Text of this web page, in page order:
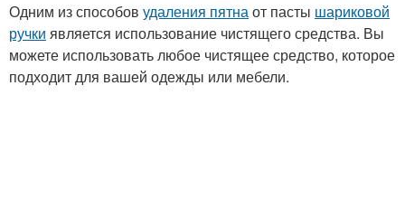
Одним из способов удаления пятнаот пасты шариковой
ручки является использование чистящего средства. Вы
можете использовать любое чистящее средство, которое
подходит для вашей одежды или мебели.